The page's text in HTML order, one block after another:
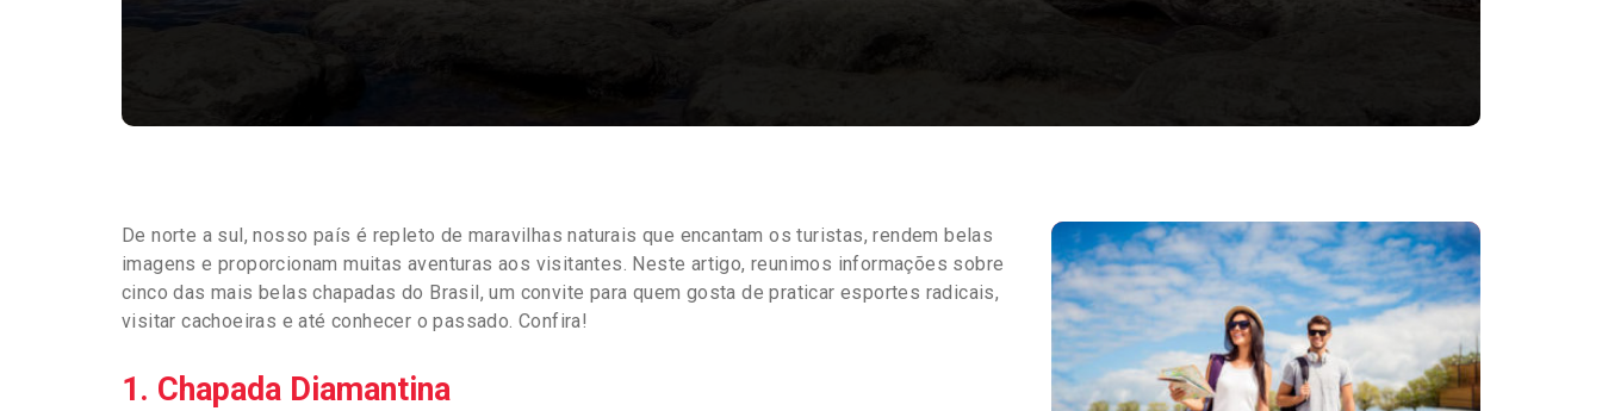
De norte a sul, nosso país é repleto de maravilhas naturais que encantam os turistas, rendem belas
imagens e proporcionam muitas aventuras aos visitantes. Neste artigo, reunimos informações sobre
cinco das mais belas chapadas do Brasil, um convite para quem gosta de praticar esportes radicais,
visitar cachoeiras e até conhecer o passado. Confira!
1. Chapada Diamantina